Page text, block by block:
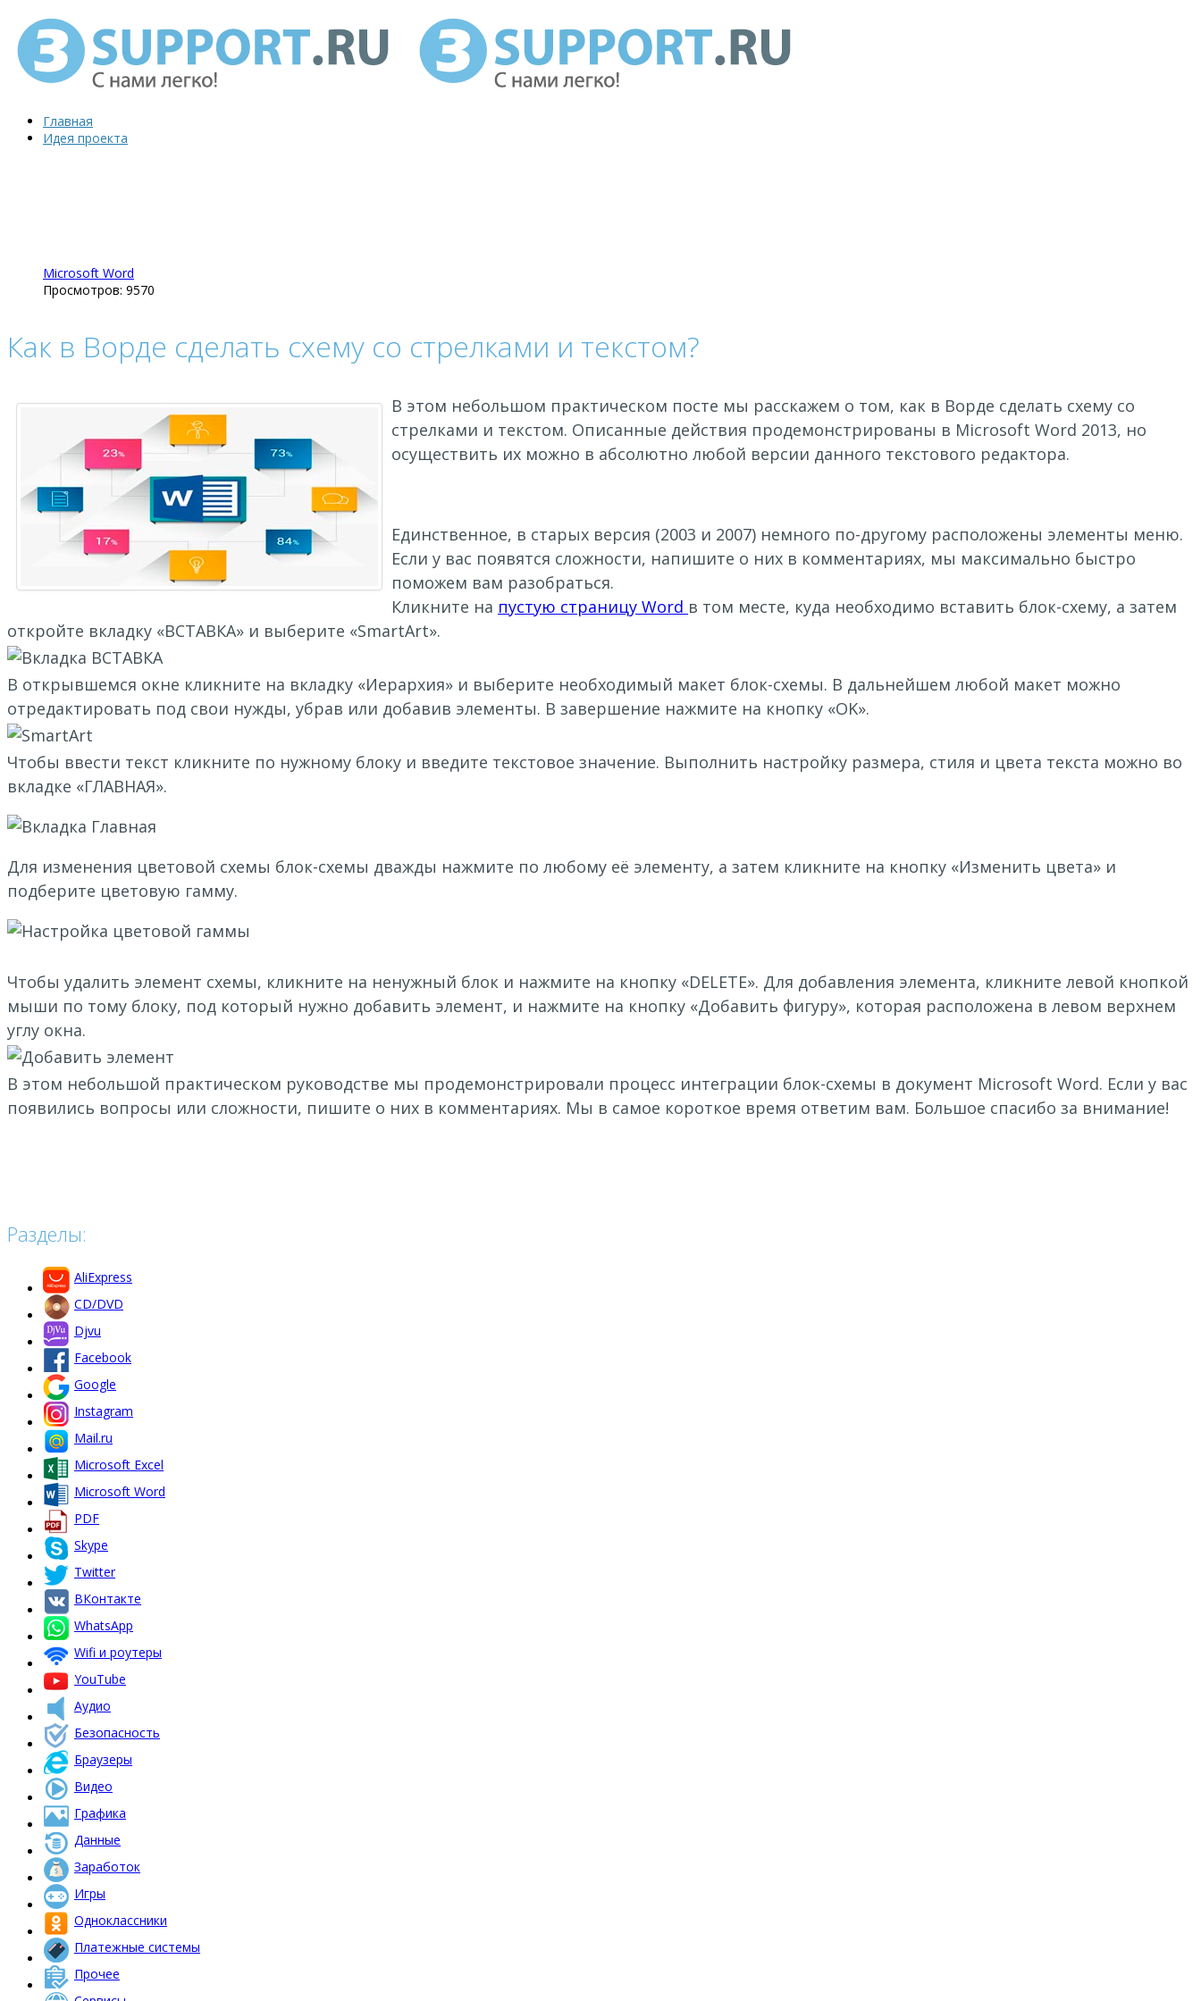
Главная
Идея проекта
Microsoft Word
Просмотров: 9570
Как в Ворде сделать схему со стрелками и текстом?
В этом небольшом практическом посте мы расскажем о том, как в Ворде сделать схему со
стрелками и текстом. Описанные действия продемонстрированы в Microsoft Word 2013, но
осуществить их можно в абсолютно любой версии данного текстового редактора.
Единственное, в старых версия (2003 и 2007) немного по-другому расположены элементы меню.
Если у вас появятся сложности, напишите о них в комментариях, мы максимально быстро
поможем вам разобраться.
Кликните на пустую страницу Word в том месте, куда необходимо вставить блок-схему, а затем
откройте вкладку «ВСТАВКА» и выберите «SmartArt».
В открывшемся окне кликните на вкладку «Иерархия» и выберите необходимый макет блок-схемы. В дальнейшем любой макет можно
отредактировать под свои нужды, убрав или добавив элементы. В завершение нажмите на кнопку «OK».
Чтобы ввести текст кликните по нужному блоку и введите текстовое значение. Выполнить настройку размера, стиля и цвета текста можно во
вкладке «ГЛАВНАЯ».
Для изменения цветовой схемы блок-схемы дважды нажмите по любому её элементу, а затем кликните на кнопку «Изменить цвета» и
подберите цветовую гамму.
Чтобы удалить элемент схемы, кликните на ненужный блок и нажмите на кнопку «DELETE». Для добавления элемента, кликните левой кнопкой
мыши по тому блоку, под который нужно добавить элемент, и нажмите на кнопку «Добавить фигуру», которая расположена в левом верхнем
углу окна.
В этом небольшой практическом руководстве мы продемонстрировали процесс интеграции блок-схемы в документ Microsoft Word. Если у вас
появились вопросы или сложности, пишите о них в комментариях. Мы в самое короткое время ответим вам. Большое спасибо за внимание!
Разделы:
AliExpress
CD/DVD
Djvu
Facebook
Google
Instagram
Mail.ru
Microsoft Excel
Microsoft Word
PDF
Skype
Twitter
ВКонтакте
WhatsApp
Wifi и роутеры
YouTube
Аудио
Безопасность
Браузеры
Видео
Графика
Данные
Заработок
Игры
Одноклассники
Платежные системы
Прочее